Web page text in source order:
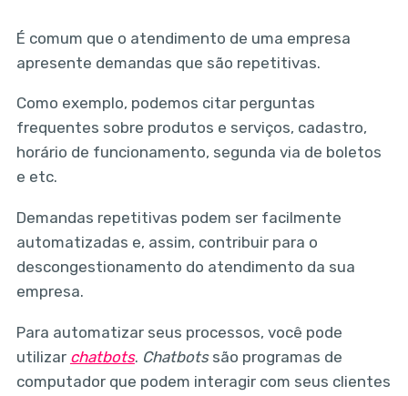
É comum que o atendimento de uma empresa
apresente demandas que são repetitivas.
Como exemplo, podemos citar perguntas
frequentes sobre produtos e serviços, cadastro,
horário de funcionamento, segunda via de boletos
e etc.
Demandas repetitivas podem ser facilmente
automatizadas e, assim, contribuir para o
descongestionamento do atendimento da sua
empresa.
Para automatizar seus processos, você pode
utilizar chatbots. Chatbotssão programas de
computador que podem interagir com seus clientes